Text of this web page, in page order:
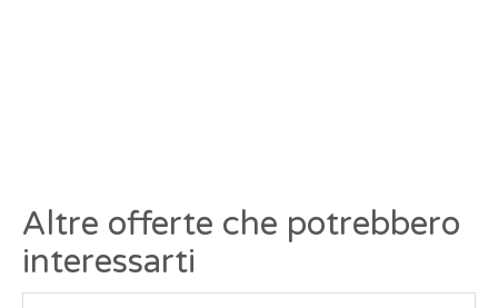
Altre offerte che potrebbero
interessarti